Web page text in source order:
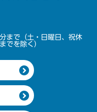
まで（土・日曜日、祝休
でを除く）